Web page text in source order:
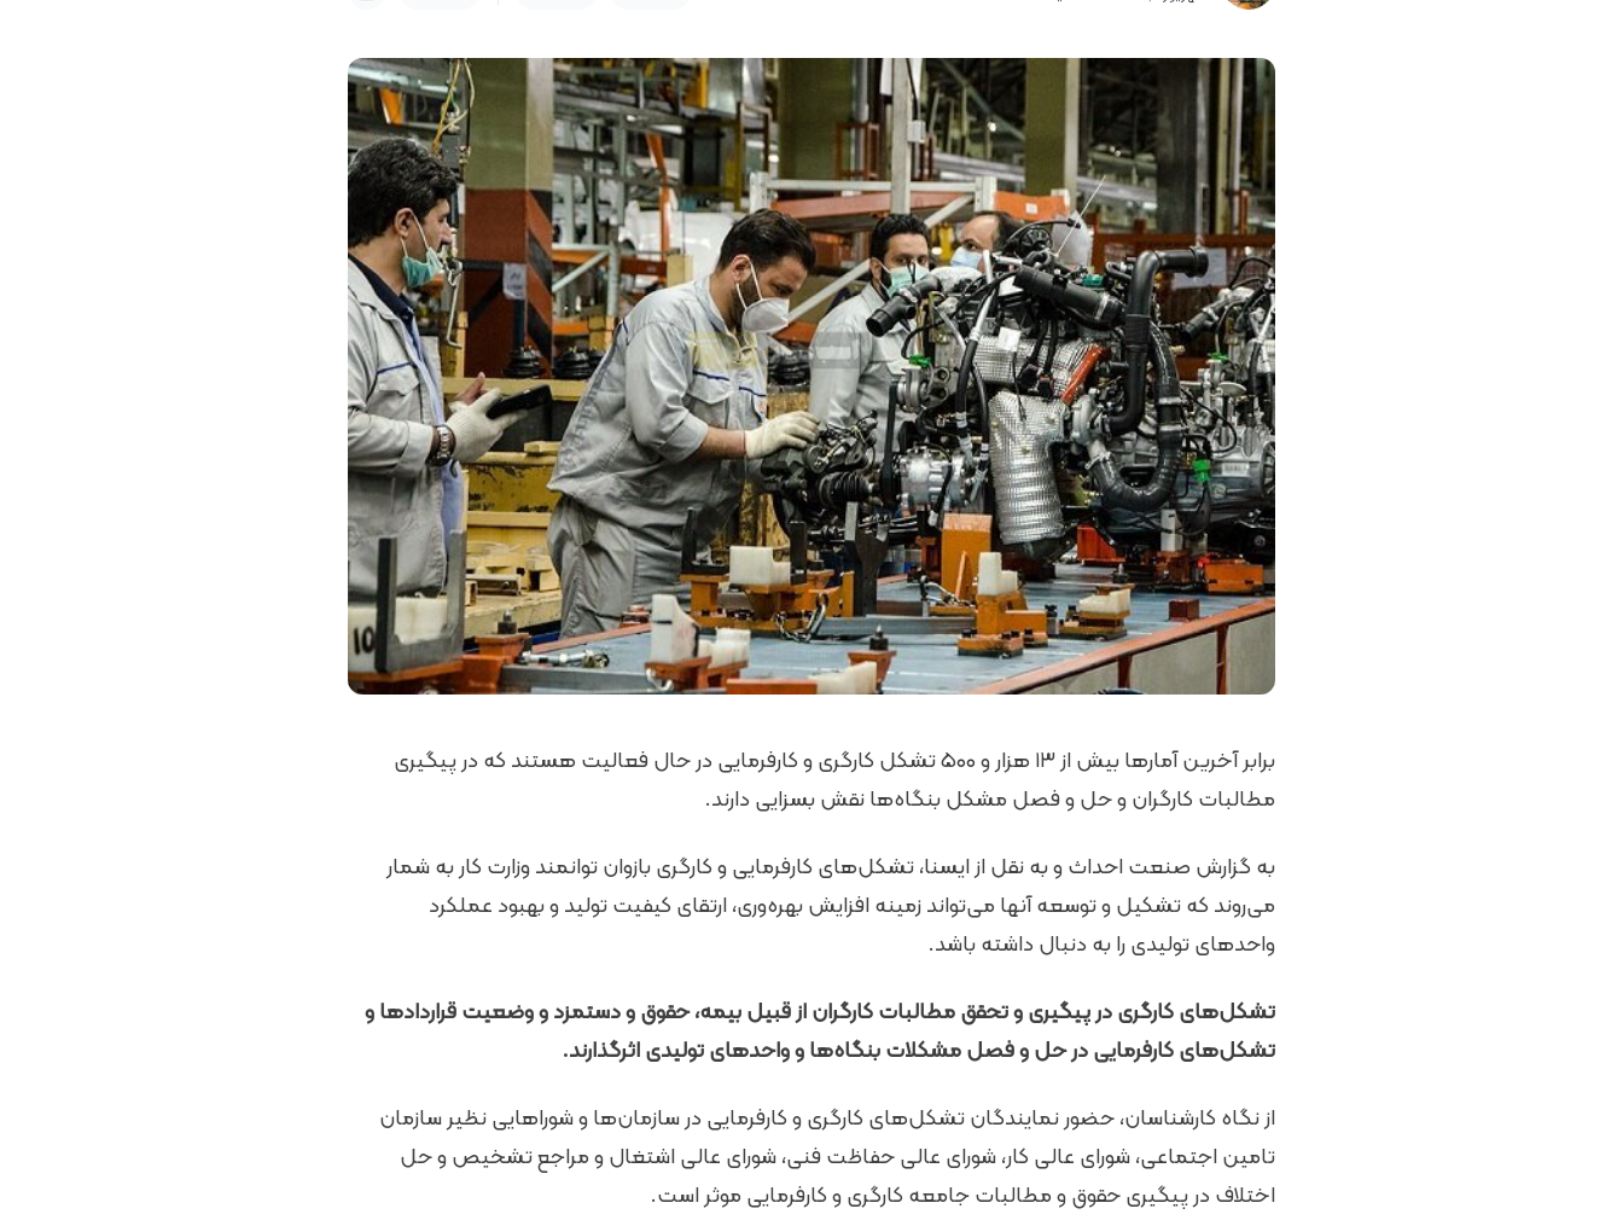
برابر آخرین آمارها بیش از ۱۳ هزار و ۵۰۰ تشکل کارگری و کارفرمایی در حال فعالیت هستند که در پیگیری
مطالبات کارگران و حل و فصل مشکل بنگاه‌ها نقش بسزایی دارند.
به گزارش صنعت احداث و به نقل از ایسنا، تشکل‌های کارفرمایی و کارگری بازوان توانمند وزارت کار به شمار
می‌روند که تشکیل و توسعه آنها می‌تواند زمینه افزایش بهره‌وری، ارتقای کیفیت تولید و بهبود عملکرد
واحدهای تولیدی را به دنبال داشته باشد.
تشکل‌های کارگری در پیگیری و تحقق مطالبات کارگران از قبیل بیمه، حقوق و دستمزد و وضعیت قراردادها و
تشکل‌های کارفرمایی در حل و فصل مشکلات بنگاه‌ها و واحدهای تولیدی اثرگذارند.
از نگاه کارشناسان، حضور نمایندگان تشکل‌های کارگری و کارفرمایی در سازمان‌ها و شوراهایی نظیر سازمان
تامین اجتماعی، شورای عالی کار، شورای عالی حفاظت فنی، شورای عالی اشتغال و مراجع تشخیص و حل
اختلاف در پیگیری حقوق و مطالبات جامعه کارگری و کارفرمایی موثر است.